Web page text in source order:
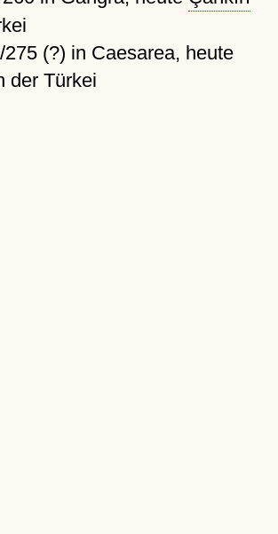
275 (?) in Caesarea, heute
der Türkei